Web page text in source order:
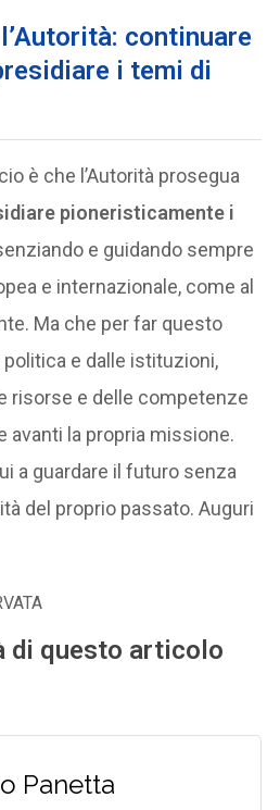
continuare
i temi di
è che l’Autorità prosegua
pioneristicamente i
e guidando sempre
e internazionale, come al
Ma che per far questo
e dalle istituzioni,
risorse e delle competenze
avanti la propria missione.
a guardare il futuro senza
del proprio passato. Auguri
di questo articolo
Panetta